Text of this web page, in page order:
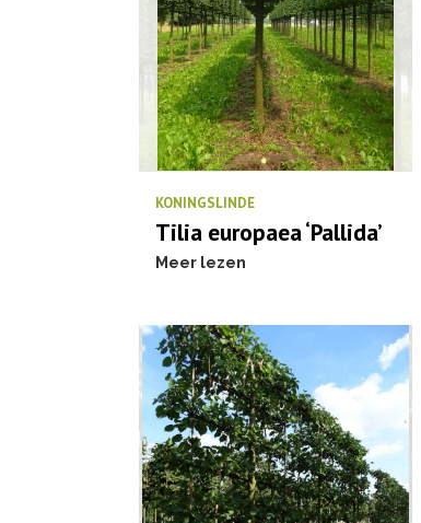
KONINGSLINDE
Tilia europaea ‘Pallida’
Meer lezen